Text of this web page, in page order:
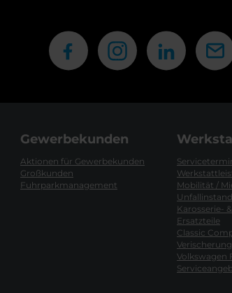
Gewerbekunden
Aktionen für Gewerbekunden
Großkunden
Fuhrparkmanagement
Mobilität /
Karosserie-
Ersatzteile
Classic
Volkswagen